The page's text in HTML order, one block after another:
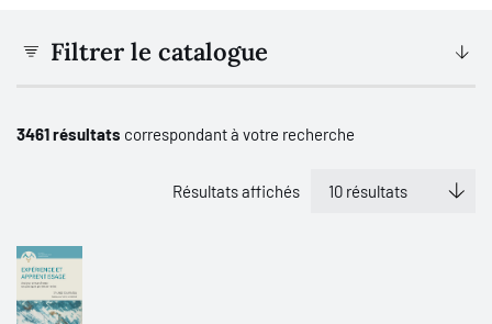
Filtrer le catalogue
3461 résultats correspondant à votre recherche
Résultats affichés